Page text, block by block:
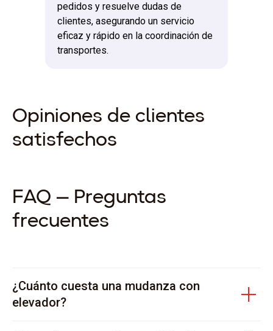
pedidos y resuelve dudas de
clientes, asegurando un servicio
eficaz y rápido en la coordinación de
transportes.
Opiniones de clientes
satisfechos
FAQ — Preguntas
frecuentes
¿Cuánto cuesta una mudanza con
elevador?